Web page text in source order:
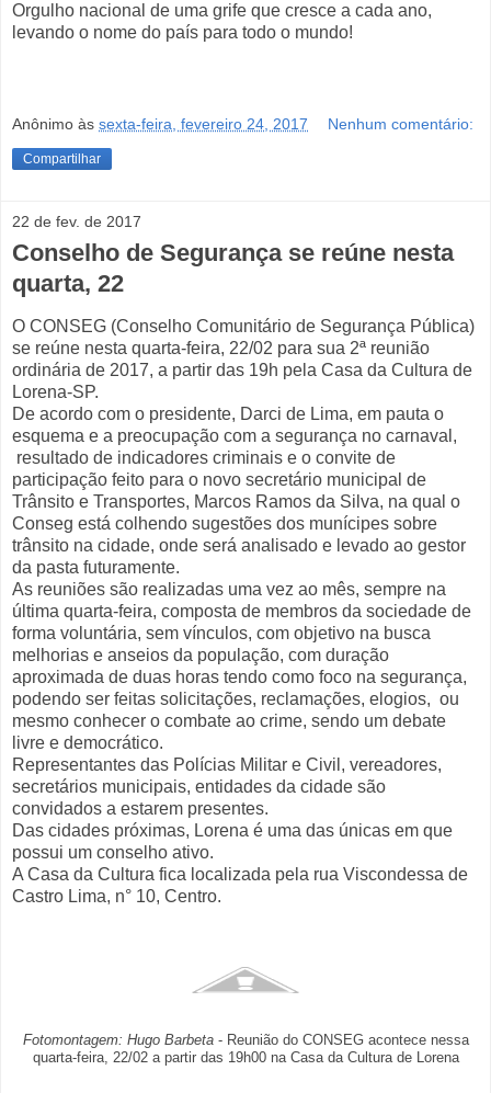
Orgulho nacional de uma grife que cresce a cada ano,
levando o nome do país para todo o mundo!
Anônimo às sexta-feira, fevereiro 24, 2017 Nenhum comentário:
Compartilhar
22 de fev. de 2017
Conselho de Segurança se reúne nesta
quarta, 22
O CONSEG (Conselho Comunitário de Segurança Pública)
se reúne nesta quarta-feira, 22/02 para sua 2ª reunião
ordinária de 2017, a partir das 19h pela Casa da Cultura de
Lorena-SP.
De acordo com o presidente, Darci de Lima, em pauta o
esquema e a preocupação com a segurança no carnaval,
resultado de indicadores criminais e o convite de
participação feito para o novo secretário municipal de
Trânsito e Transportes, Marcos Ramos da Silva, na qual o
Conseg está colhendo sugestões dos munícipes sobre
trânsito na cidade, onde será analisado e levado ao gestor
da pasta futuramente.
As reuniões são realizadas uma vez ao mês, sempre na
última quarta-feira, composta de membros da sociedade de
forma voluntária, sem vínculos, com objetivo na busca
melhorias e anseios da população, com duração
aproximada de duas horas tendo como foco na segurança,
podendo ser feitas solicitações, reclamações, elogios, ou
mesmo conhecer o combate ao crime, sendo um debate
livre e democrático.
Representantes das Polícias Militar e Civil, vereadores,
secretários municipais, entidades da cidade são
convidados a estarem presentes.
Das cidades próximas, Lorena é uma das únicas em que
possui um conselho ativo.
A Casa da Cultura fica localizada pela rua Viscondessa de
Castro Lima, n° 10, Centro.
Fotomontagem: Hugo Barbeta- Reunião do CONSEG acontece nessa
quarta-feira, 22/02 a partir das 19h00 na Casa da Cultura de Lorena